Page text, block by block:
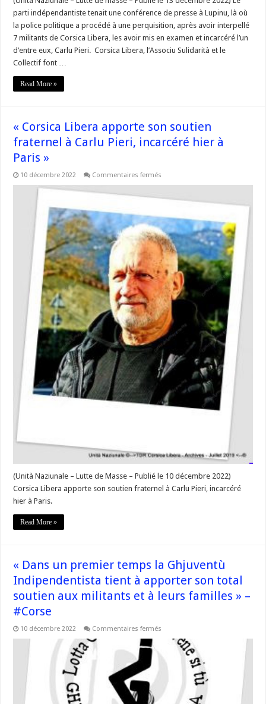
parti indépendantiste tenait une conférence de presse à Lupinu, là où
la police politique a procédé à une perquisition, après avoir interpellé
7 militants de Corsica Libera, les avoir mis en examen et incarcéré l’un
d’entre eux, Carlu Pieri. Corsica Libera, l’Associu Sulidarità et le
Collectif font …
Read More »
« Corsica Libera apporte son soutien
fraternel à Carlu Pieri, incarcéré hier à
Paris »
10 décembre 2022 Commentaires fermés
apporte
fraternel
à
Carlu
Pieri,
incarcéré
hier
à
Paris »
(Unità Naziunale – Lutte de Masse – Publié le 10 décembre 2022)
Corsica Libera apporte son soutien fraternel à Carlu Pieri, incarcéré
hier à Paris.
Read More »
« Dans un premier temps la Ghjuventù
Indipendentista tient à apporter son total
soutien aux militants et à leurs familles » –
#Corse
10 décembre 2022 Commentaires fermés
premier
temps
Ghjuventù
Indipendentista
à